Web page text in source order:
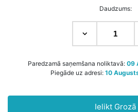
Daudzums:
Paredzamā saņemšana noliktavā: 09
Piegāde uz adresi: 10
Ielikt Grozā